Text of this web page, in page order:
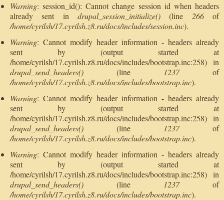
Warning: session_id(): Cannot change session id when headers
already sent in drupal_session_initialize() (line 266of
/home/cyrilsh/17.cyrilsh.z8.ru/docs/includes/session.inc).
Warning: Cannot modify header information - headers already
sent by (output started at
/home/cyrilsh/17.cyrilsh.z8.ru/docs/includes/bootstrap.inc:258) in
drupal_send_headers() (line 1237of
/home/cyrilsh/17.cyrilsh.z8.ru/docs/includes/bootstrap.inc).
Warning: Cannot modify header information - headers already
sent by (output started at
/home/cyrilsh/17.cyrilsh.z8.ru/docs/includes/bootstrap.inc:258) in
drupal_send_headers() (line 1237of
/home/cyrilsh/17.cyrilsh.z8.ru/docs/includes/bootstrap.inc).
Warning: Cannot modify header information - headers already
sent by (output started at
/home/cyrilsh/17.cyrilsh.z8.ru/docs/includes/bootstrap.inc:258) in
drupal_send_headers() (line 1237of
/home/cyrilsh/17.cyrilsh.z8.ru/docs/includes/bootstrap.inc).